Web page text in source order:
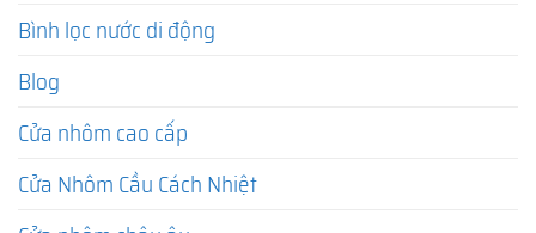
Bình lọc nước di động
Blog
Cửa nhôm cao cấp
Cửa Nhôm Cầu Cách Nhiệt